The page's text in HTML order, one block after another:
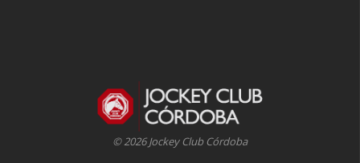
© 2026 Jockey Club Córdoba